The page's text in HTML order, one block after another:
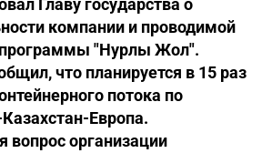
Главу государства о
компании и проводимой
программы "Нурлы Жол".
что планируется в 15 раз
потока по
Европа.
вопрос организации